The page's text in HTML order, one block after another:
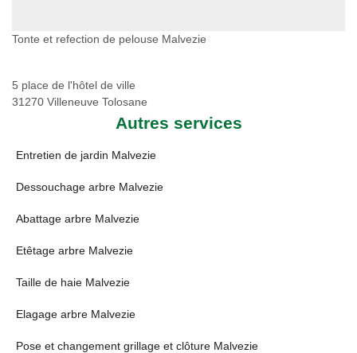
Tonte et refection de pelouse Malvezie
5 place de l'hôtel de ville
31270 Villeneuve Tolosane
Autres services
Entretien de jardin Malvezie
Dessouchage arbre Malvezie
Abattage arbre Malvezie
Etêtage arbre Malvezie
Taille de haie Malvezie
Elagage arbre Malvezie
Pose et changement grillage et clôture Malvezie